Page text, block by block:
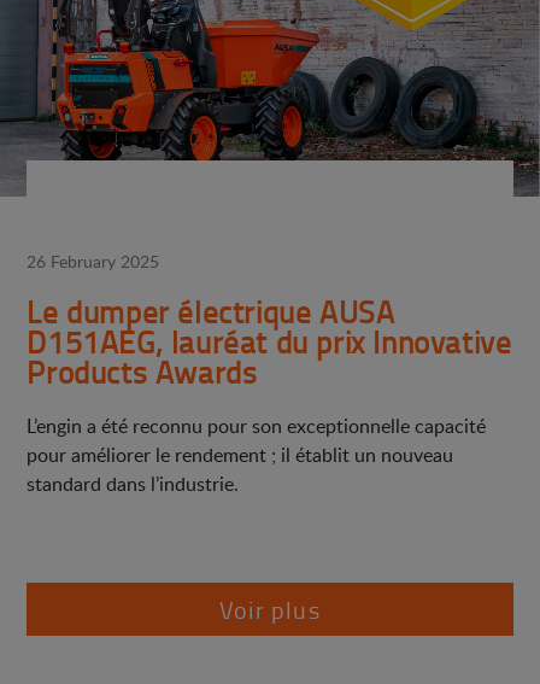
26 February 2025
Le dumper électrique AUSA
D151AEG, lauréat du prix Innovative
Products Awards
L’engin a été reconnu pour son exceptionnelle capacité
pour améliorer le rendement ; il établit un nouveau
standard dans l’industrie.
Voir plus